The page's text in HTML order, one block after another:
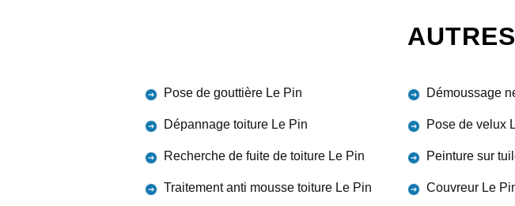
Pose de gouttière Le Pin
Dépannage toiture Le Pin
Recherche de fuite de toiture Le Pin
Traitement anti mousse toiture Le Pin
Démoussage
Pose de velux
Peinture sur
Couvreur Le